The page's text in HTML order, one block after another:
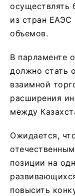
осуществлять
из стран ЕАЭС
объемов.
В парламенте
должно стать
взаимной
расширения
между
Ожидается,
позиции на
повысить